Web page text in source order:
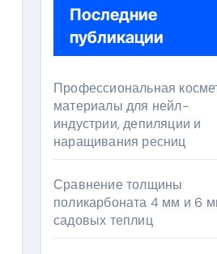
Последние
публикации
Профессиональная
материалы для нейл-
индустрии, депиляции и
наращивания ресниц
Сравнение толщины
поликарбоната 4 мм и 6
садовых теплиц